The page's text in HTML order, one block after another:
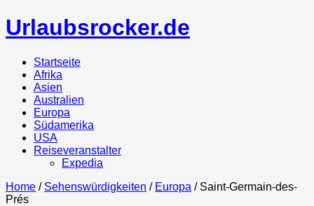
Urlaubsrocker.de
Startseite
Afrika
Asien
Australien
Europa
Südamerika
USA
Reiseveranstalter
Expedia
Home / Sehenswürdigkeiten / Europa / Saint-Germain-des-
Prés